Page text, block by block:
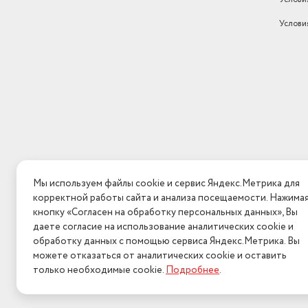
Мы используем файлы cookie и сервис Яндекс.Метрика для
корректной работы сайта и анализа посещаемости. Нажимая
кнопку «Согласен на обработку персональных данных», Вы
даете согласие на использование аналитических cookie и
обработку данных с помощью сервиса Яндекс.Метрика. Вы
можете отказаться от аналитических cookie и оставить
только необходимые cookie.Подробнее.